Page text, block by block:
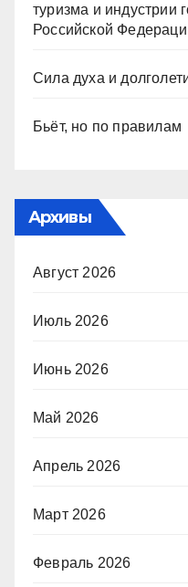
туризма и индустрии
Российской
Сила духа и
Бьёт, но по правилам
Архивы
Август 2026
Июль 2026
Июнь 2026
Май 2026
Апрель 2026
Март 2026
Февраль 2026